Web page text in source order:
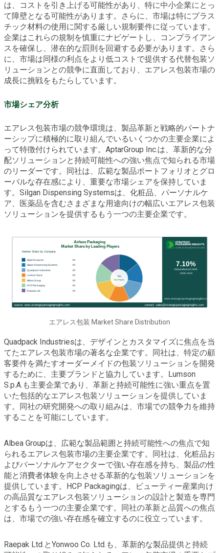
は、コストを引き上げる可能性があり、特に中小企業にとっ
て障壁となる可能性があります。さらに、市場は特にプラス
チック材料の使用に関する厳しい規制要件に従っています。
企業はこれらの規制を慎重にナビゲートし、コンプライアン
スを確保し、潜在的な罰則を回避する必要があります。さら
に、市場は同様の利点をより低コストで提供する代替包装ソ
リューションとの競争に直面しており、エアレス包装市場の
成長に挑戦をもたらしています。
市場シェア分析
エアレス包装市場の競争環境は、製品革新と戦略的パートナ
ーシップに積極的に取り組んでいるいくつかの主要企業によ
って特徴付けられています。AptarGroup Inc.は、革新的な分
配ソリューションと持続可能性への強い焦点で知られる市場
のリーダーです。同社は、広範な製品ポートフォリオとグロ
ーバルな存在感により、重要な市場シェアを保持していま
す。Silgan Dispensing Systemsは、化粧品、パーソナルケ
ア、医薬品を含むさまざまな用途向けの幅広いエアレス包装
ソリューションを提供するもう一つの主要企業です。
エアレス包装 Market Share Distribution
Quadpack Industriesは、デザインとカスタマイズに焦点を当
てたエアレス包装市場の著名な企業です。同社は、特定の顧
客要件を満たすオーダーメイドの包装ソリューションを開発
するために、主要ブランドと協力しています。Lumson
S.p.A.も主要企業であり、革新と持続可能性に強い重点を置
いた包括的なエアレス包装ソリューションを提供していま
す。同社の研究開発への取り組みは、市場での競争力を維持
することを可能にしています。
Albea Groupは、広範な製品範囲と持続可能性への焦点で知
られるエアレス包装市場の主要企業です。同社は、化粧品お
よびパーソナルケアセクターで強い存在感を持ち、製品の性
能と消費者体験を向上させる革新的な包装ソリューションを
提供しています。HCP Packagingは、ビューティー産業向け
の高品質なエアレス包装ソリューションの設計と製造を専門
とするもう一つの主要企業です。同社の革新と品質への焦点
は、市場での強い存在感を確立するのに役立っています。
Raepak Ltd.とYonwoo Co. Ltd.も、革新的な製品提供と持続